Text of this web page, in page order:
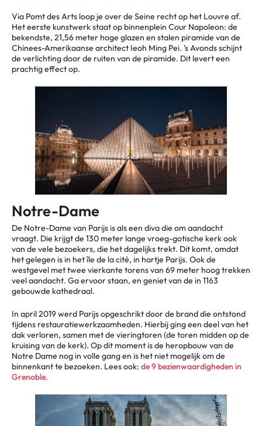
Via Pomt des Arts loop je over de Seine recht op het Louvre af.
Het eerste kunstwerk staat op binnenplein Cour Napoleon: de
bekendste, 21,56 meter hoge glazen en stalen piramide van de
Chinees-Amerikaanse architect Ieoh Ming Pei. ’s Avonds schijnt
de verlichting door de ruiten van de piramide. Dit levert een
prachtig effect op.
Notre-Dame
De Notre-Dame van Parijs is als een diva die om aandacht
vraagt. Die krijgt de 130 meter lange vroeg-gotische kerk ook
van de vele bezoekers, die het dagelijks trekt. Dit komt, omdat
het gelegen is in het île de la cité, in hartje Parijs. Ook de
westgevel met twee vierkante torens van 69 meter hoog trekken
veel aandacht. Ga ervoor staan, en geniet van de in 1163
gebouwde kathedraal.
In april 2019 werd Parijs opgeschrikt door de brand die ontstond
tijdens restauratiewerkzaamheden. Hierbij ging een deel van het
dak verloren, samen met de vieringtoren (de toren midden op de
kruising van de kerk). Op dit moment is de heropbouw van de
Notre Dame nog in volle gang en is het niet mogelijk om de
binnenkant te bezoeken. Lees ook: de 9 bezienwaardigheden in
Grenoble.